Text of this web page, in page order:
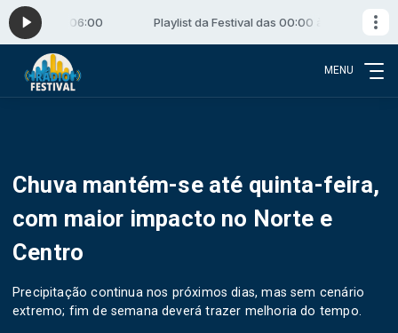
às 06:00 Playlist da Festival das 00:00 às 06:00
MENU
Chuva mantém-se até quinta-feira,
com maior impacto no Norte e
Centro
Precipitação continua nos próximos dias, mas sem cenário
extremo; fim de semana deverá trazer melhoria do tempo.